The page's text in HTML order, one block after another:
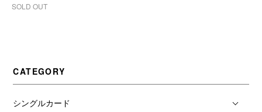
SOLD OUT
CATEGORY
シングルカード